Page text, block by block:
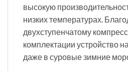
высокую
низких температурах.
двухступенчатому
комплектации устройство
даже в суровые зимние